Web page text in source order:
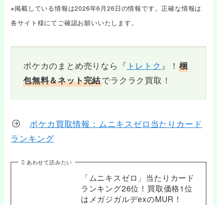
※掲載している情報は2026年6月26日の情報です。正確な情報は
各サイト様にてご確認お願いいたします。
ポケカのまとめ売りなら『 トレトク 』！梱
包無料＆ネット完結でラクラク買取！
ポケカ買取情報：ムニキスゼロ当たりカード
ランキング
あわせて読みたい
「ムニキスゼロ」当たりカード
ランキング26位！買取価格1位
はメガジガルデexのMUR！